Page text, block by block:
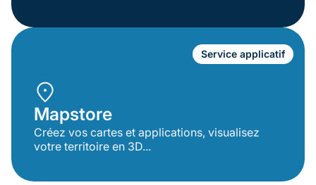
Service applicatif
Mapstore
Créez vos cartes et applications, visualisez
votre territoire en 3D...